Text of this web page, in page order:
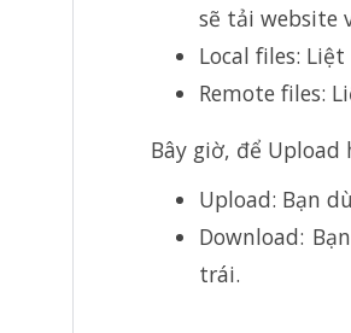
sẽ tải website
Local files:
Remote files:
Bây giờ, để Upload
Upload: Bạn
Download:
trái.